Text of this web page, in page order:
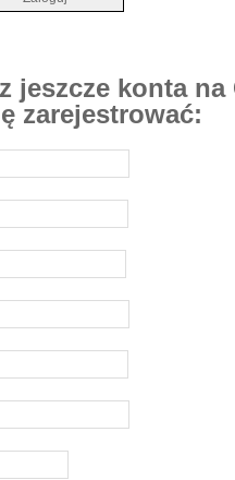
jeszcze konta na
zarejestrować: